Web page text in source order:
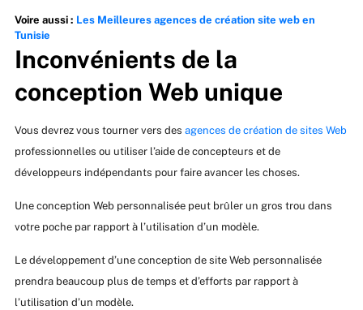
Voire aussi : Les Meilleures agences de création site web en
Tunisie
Inconvénients de la
conception Web unique
Vous devrez vous tourner vers des agences de création de sites Web
professionnelles ou utiliser l’aide de concepteurs et de
développeurs indépendants pour faire avancer les choses.
Une conception Web personnalisée peut brûler un gros trou dans
votre poche par rapport à l’utilisation d’un modèle.
Le développement d’une conception de site Web personnalisée
prendra beaucoup plus de temps et d’efforts par rapport à
l’utilisation d’un modèle.